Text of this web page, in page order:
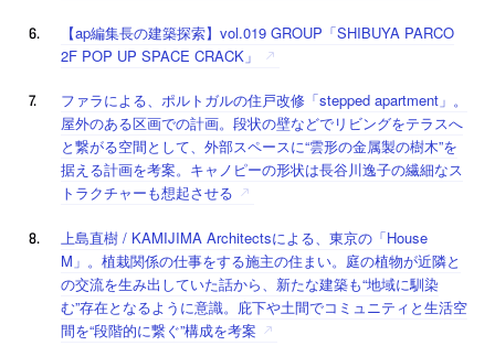
【ap編集長の建築探索】vol.019 GROUP「SHIBUYA PARCO
2F POP UP SPACE CRACK」
ファラによる、ポルトガルの住戸改修「stepped apartment」。
屋外のある区画での計画。段状の壁などでリビングをテラスへ
と繋がる空間として、外部スペースに“雲形の金属製の樹木”を
据える計画を考案。キャノピーの形状は長谷川逸子の繊細なス
トラクチャーも想起させる
上島直樹 / KAMIJIMA Architectsによる、東京の「House
M」。植栽関係の仕事をする施主の住まい。庭の植物が近隣と
の交流を生み出していた話から、新たな建築も“地域に馴染
む”存在となるように意識。庇下や土間でコミュニティと生活空
間を“段階的に繋ぐ”構成を考案